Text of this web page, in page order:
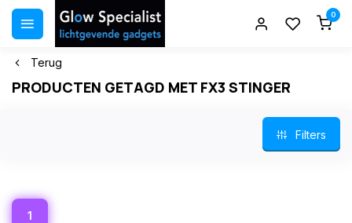
0
Terug
PRODUCTEN GETAGD MET FX3 STINGER
Filters
1